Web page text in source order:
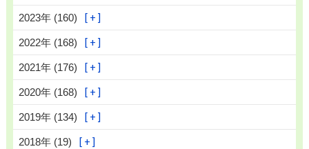
2023年 (160)
2022年 (168)
2021年 (176)
2020年 (168)
2019年 (134)
2018年 (19)